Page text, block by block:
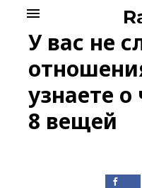
content
menu
У вас не
узнаете о
8 вещей